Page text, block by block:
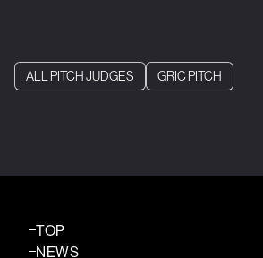
ALL PITCH JUDGES GRIC PITCH
TOP
NEWS